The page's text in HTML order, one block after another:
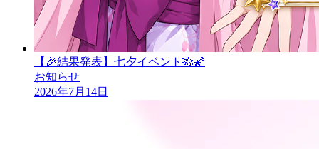
【🎉結果発表】七夕イベント🎋🌠
お知らせ
2026年7月14日